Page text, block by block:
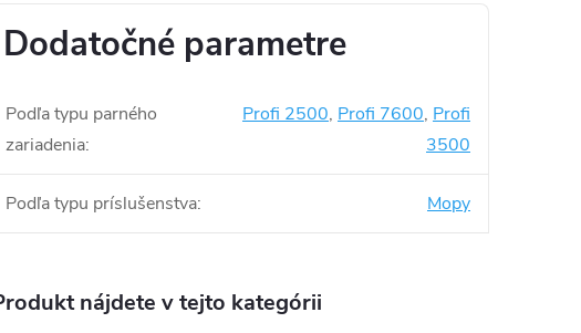
Dodatočné parametre
Podľa typu parného
zariadenia:
Profi 2500, Profi 7600, Profi
3500
Podľa typu príslušenstva: Mopy
nájdete v tejto kategórii